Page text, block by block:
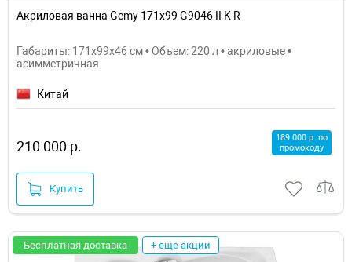
Акриловая ванна Gemy 171x99 G9046 II K R
Габариты: 171x99x46 см • Объем: 220 л • акриловые •
асимметричная
Китай
210 000 р.
189 000 р. по
промокоду
Купить
Бесплатная доставка + еще акции